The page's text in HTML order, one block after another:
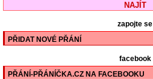
zapojte se
PŘIDAT NOVÉ PŘÁNÍ
facebook
PŘÁNÍ-PŘÁNÍČKA.CZ NA FACEBOOKU